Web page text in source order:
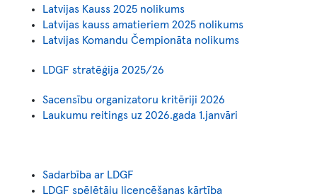
Latvijas Kauss 2025 nolikums
Latvijas kauss amatieriem 2025 nolikums
Latvijas Komandu Čempionāta nolikums
LDGF stratēģija 2025/26
Sacensību organizatoru kritēriji 2026
Laukumu reitings uz 2026.gada 1.janvāri
Sadarbība ar LDGF
LDGF spēlētāju licencēšanas kārtība